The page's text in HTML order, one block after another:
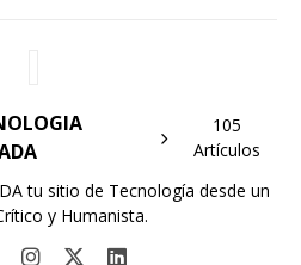
105
Artículos
tu sitio de Tecnología desde un
y Humanista.